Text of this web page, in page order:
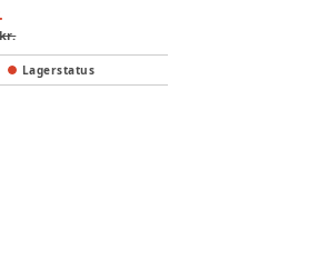
Lagerstatus